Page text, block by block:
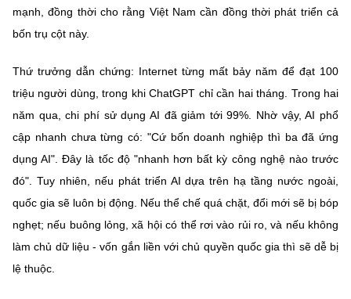
mạnh, đồng thời cho rằng Việt Nam cần đồng thời phát triển cả
bốn trụ cột này.
Thứ trưởng dẫn chứng: Internet từng mất bảy năm để đạt 100
triệu người dùng, trong khi ChatGPT chỉ cần hai tháng. Trong hai
năm qua, chi phí sử dụng AI đã giảm tới 99%. Nhờ vậy, AI phổ
cập nhanh chưa từng có: "Cứ bốn doanh nghiệp thì ba đã ứng
dụng AI". Đây là tốc độ "nhanh hơn bất kỳ công nghệ nào trước
đó". Tuy nhiên, nếu phát triển AI dựa trên hạ tầng nước ngoài,
quốc gia sẽ luôn bị động. Nếu thể chế quá chặt, đổi mới sẽ bị bóp
nghẹt; nếu buông lỏng, xã hội có thể rơi vào rủi ro, và nếu không
làm chủ dữ liệu - vốn gắn liền với chủ quyền quốc gia thì sẽ dễ bị
lệ thuộc.